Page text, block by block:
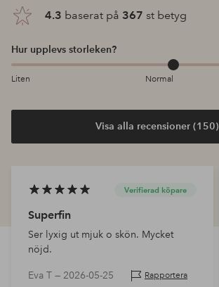
4.3 baserat på 367 st betyg
Hur upplevs storleken?
Liten Normal
Visa alla recensioner (150)
Verifierad köpare
Superfin
Ser lyxig ut mjuk o skön. Mycket
nöjd.
Eva T — 2026-05-25 Rapportera